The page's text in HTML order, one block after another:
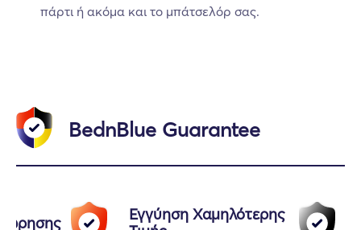
πάρτι ή ακόμα και το μπάτσελόρ σας.
BednBlue Guarantee
Εγγύηση Χαμηλότερης